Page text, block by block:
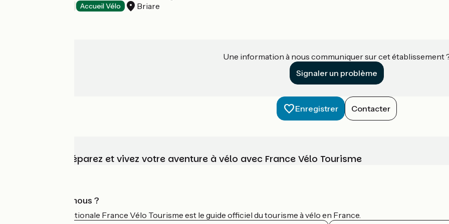
Accueil Vélo Briare
Une information à nous communiquer sur cet établissement
Signaler un problème
Enregistrer Contacter
Choisissez, préparez et vivez votre aventure à vélo avec France Vélo Tourisme
Qui sommes-nous ?
L'association nationale France Vélo Tourisme est le guide officiel du tourisme à vélo en France.